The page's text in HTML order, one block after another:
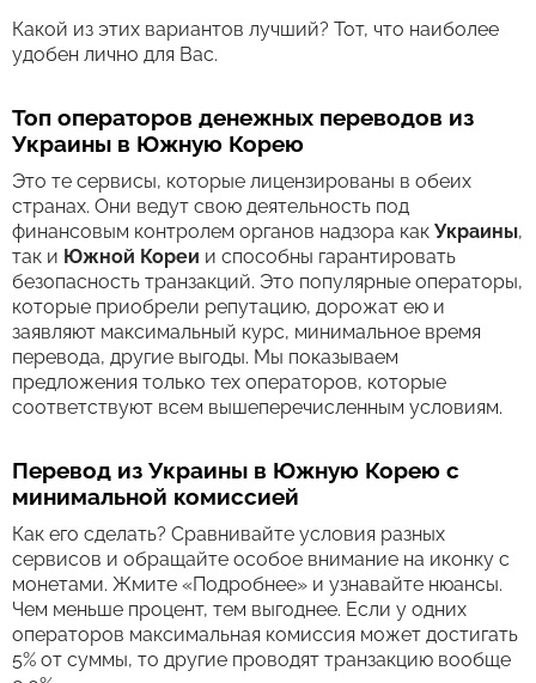
Какой из этих вариантов лучший? Тот, что наиболее
удобен лично для Вас.
Топ операторов денежных переводов из
Украины в Южную Корею
Это те сервисы, которые лицензированы в обеих
странах. Они ведут свою деятельность под
финансовым контролем органов надзора как Украины,
так и Южной Кореи и способны гарантировать
безопасность транзакций. Это популярные операторы,
которые приобрели репутацию, дорожат ею и
заявляют максимальный курс, минимальное время
перевода, другие выгоды. Мы показываем
предложения только тех операторов, которые
соответствуют всем вышеперечисленным условиям.
Перевод из Украины в Южную Корею с
минимальной комиссией
Как его сделать? Сравнивайте условия разных
сервисов и обращайте особое внимание на иконку с
монетами. Жмите «Подробнее» и узнавайте нюансы.
Чем меньше процент, тем выгоднее. Если у одних
операторов максимальная комиссия может достигать
5% от суммы, то другие проводят транзакцию вообще